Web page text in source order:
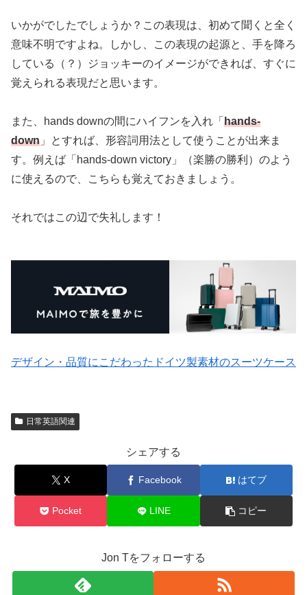
いかがでしたでしょうか？この表現は、初めて聞くと全く
意味不明ですよね。しかし、この表現の起源と、手を降ろ
している（？）ジョッキーのイメージができれば、すぐに
覚えられる表現だと思います。
また、hands downの間にハイフンを入れ「 hands-
down 」とすれば、形容詞用法として使うことが出来ま
す。例えば「hands-down victory」（楽勝の勝利）のよう
に使えるので、こちらも覚えておきましょう。
それではこの辺で失礼します！
デザイン・品質にこだわったドイツ製素材のスーツケース
日常英語関連
シェアする
X Facebook はてブ
Pocket LINE コピー
Jon Tをフォローする